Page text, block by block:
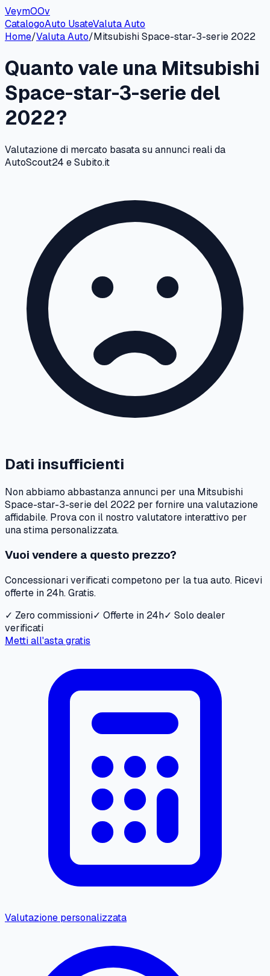
VeymOOv
CatalogoAuto UsateValuta Auto
Home/Valuta Auto/MitsubishiSpace-star-3-serie 2022
Quanto vale una Mitsubishi
Space-star-3-serie del
2022?
Valutazione di mercato basata su annunci reali da
AutoScout24 e Subito.it
Dati insufficienti
Non abbiamo abbastanza annunci per una Mitsubishi
Space-star-3-seriedel 2022 per fornire una valutazione
affidabile. Prova con il nostro valutatore interattivo per
una stima personalizzata.
Vuoi vendere a questo prezzo?
Concessionari verificati competono per la tua auto. Ricevi
offerte in 24h. Gratis.
✓ Zero commissioni✓ Offerte in 24h✓ Solo dealer
verificati
Metti all'asta gratis
Valutazione personalizzata